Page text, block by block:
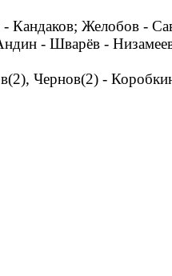
Желобов -
- Шварёв -
Чернов(2) -